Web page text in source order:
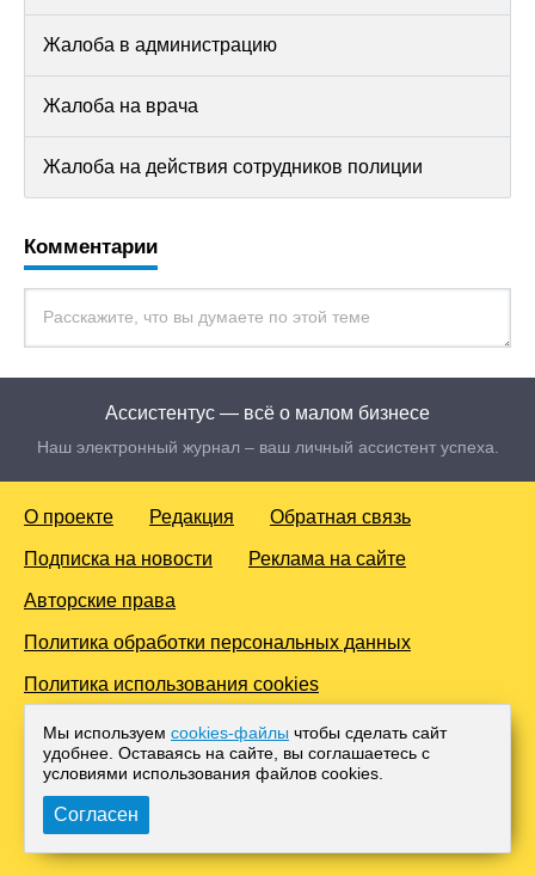
Жалоба в администрацию
Жалоба на врача
Жалоба на действия сотрудников полиции
Комментарии
Ассистентус — всё о малом бизнесе
Наш электронный журнал – ваш личный ассистент успеха.
О проекте Редакция Обратная связь
Подписка на новости Реклама на сайте
Авторские права
Политика обработки персональных данных
Политика использования cookies
© 2016-2026 Все права защищены. Для лиц старше 18 лет.
Любое копирование материалов и тиражирование в сети
Интернет, либо печатных изданиях без согласования с
Администрацией проекта, преследуется законом.
Мы используем cookies-файлы чтобы сделать сайт
удобнее. Оставаясь на сайте, вы соглашаетесь с
условиями использования файлов cооkies.
Согласен